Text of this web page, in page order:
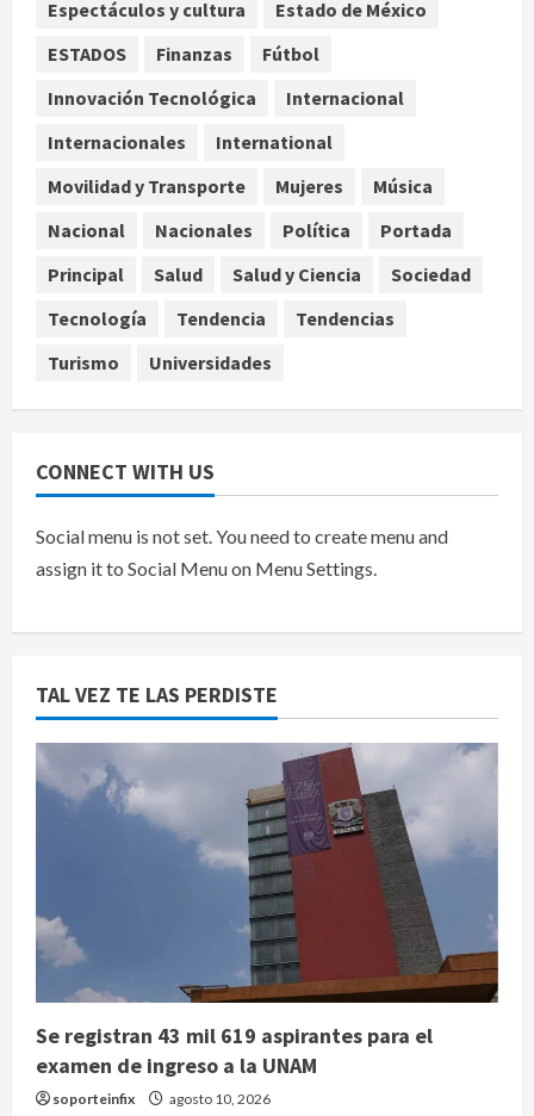
Jardín Hidalgo de Coyoacán atrae
mariposas y aves tras convertirse
agosto 10, 2026
5
Planta Tecolote-La Gloria recibió
tres veces fondos internacionales y
sigue sin concretarse
Espectáculos y cultura
Estado de México
ESTADOS
Finanzas
Fútbol
Innovación Tecnológica
Internacional
Internacionales
International
Movilidad y Transporte
Mujeres
Música
Nacional
Nacionales Política
Portada
Principal
Salud Salud y Ciencia
Sociedad
Tecnología
Tendencia
Tendencias
Turismo
Universidades
CONNECT WITH US
Social menu is not set. You need to create menu and
assign it to Social Menu on Menu Settings.
TAL VEZ TE LAS PERDISTE
Se registran 43 mil 619 aspirantes para el
examen de ingreso a la UNAM
soporteinfix agosto 10, 2026